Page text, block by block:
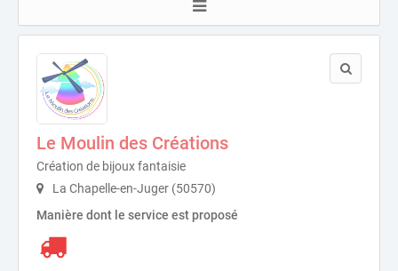
Le Moulin des Créations
Création de bijoux fantaisie
La Chapelle-en-Juger (50570)
Manière dont le service est proposé